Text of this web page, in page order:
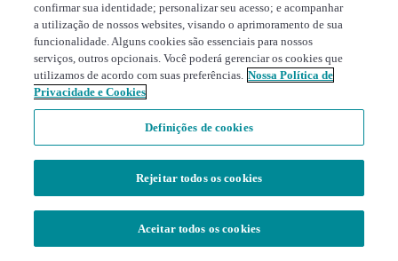
confirmar sua identidade; personalizar seu acesso; e acompanhar
a utilização de nossos websites, visando o aprimoramento de sua
funcionalidade. Alguns cookies são essenciais para nossos
serviços, outros opcionais. Você poderá gerenciar os cookies que
utilizamos de acordo com suas preferências. Nossa Política de
Privacidade e Cookies
Definições de cookies
Rejeitar todos os cookies
Aceitar todos os cookies